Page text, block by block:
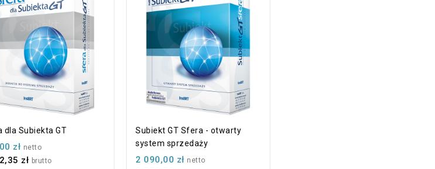
dla Subiekta GT
zł netto
zł brutto
Subiekt GT Sfera - otwarty
system sprzedaży
2 090,00 zł netto